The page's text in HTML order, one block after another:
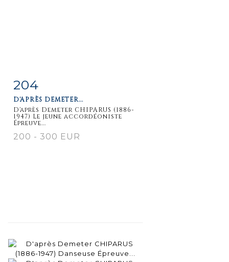
Fiche
détaillée
204
D'APRÈS DEMETER...
D'après Demeter CHIPARUS (1886-
1947) Le jeune accordéoniste
Épreuve...
200 - 300 EUR